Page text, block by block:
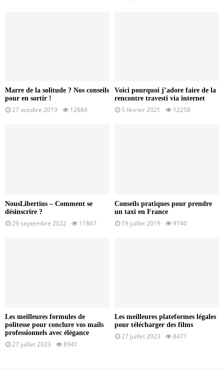
Marre de la solitude ? Nos conseils
pour en sortir !
27 octobre 2019 12684
Voici pourquoi j’adore faire de la
rencontre travesti via internet
5 février 2021 12258
NousLibertins – Comment se
désinscrire ?
29 septembre 2022 11867
Conseils pratiques pour prendre
un taxi en France
19 juillet 2019 9740
Les meilleures formules de
politesse pour conclure vos mails
professionnels avec élégance
27 juillet 2023 8941
Les meilleures plateformes légales
pour télécharger des films
27 juillet 2023 8471